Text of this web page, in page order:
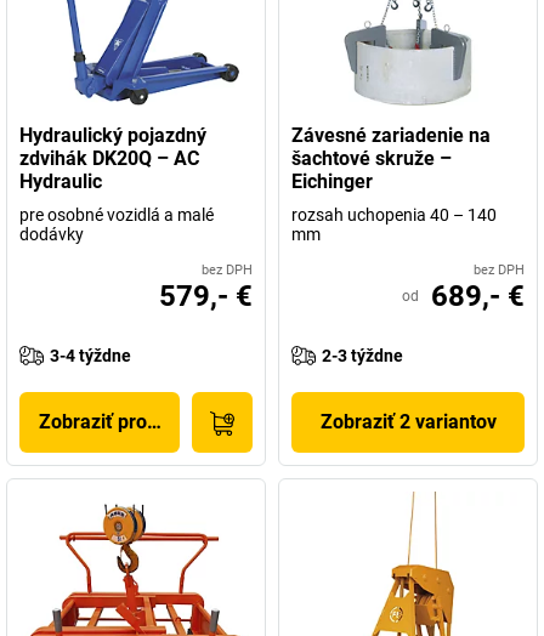
Hydraulický pojazdný
zdvihák DK20Q – AC
Hydraulic
pre osobné vozidlá a malé
dodávky
bez DPH
579,- €
3-4 týždne
Zobraziť produkt
Závesné zariadenie na
šachtové skruže –
Eichinger
rozsah uchopenia 40 – 140
mm
bez DPH
od 689,- €
2-3 týždne
Zobraziť 2 variantov